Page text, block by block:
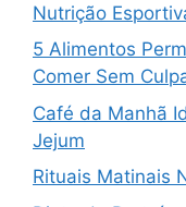
Nutrição
5 Alimentos
Comer Sem
Café da Manhã
Jejum
Rituais Matinais